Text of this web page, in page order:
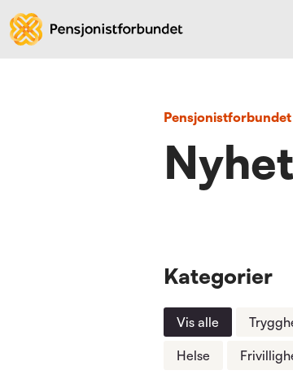
Kategorier
Vis alle
Helse